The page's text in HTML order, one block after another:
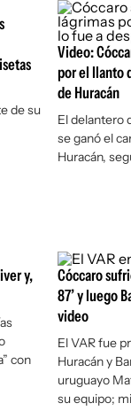
España
de su
Video:
por el llanto
de Huracán
El delantero
se ganó el
Huracán,
y,
con
Cóccaro
87’ y luego
video
El VAR fue
Huracán y
uruguayo
su equipo;